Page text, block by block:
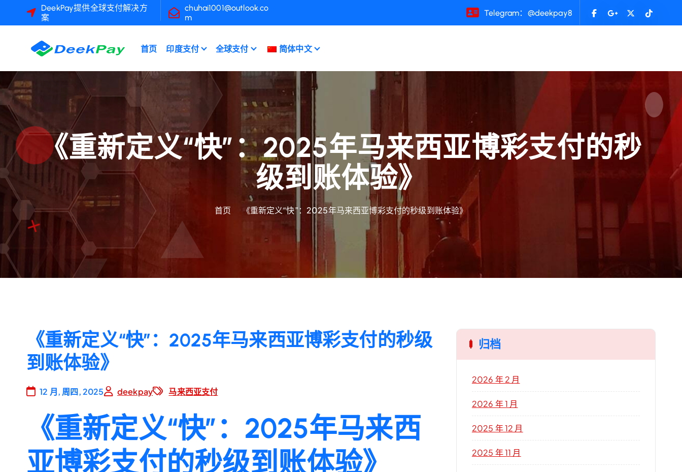
DeekPay提供全球支付解决方
案
chuhai1001@outlook.co
m
Telegram：@deekpay8
首页 印度支付 全球支付 简体中文
《重新定义“快”：2025年马来西亚博彩支付的秒
级到账体验》
首页 《重新定义“快”：2025年马来西亚博彩支付的秒级到账体验》
《重新定义“快”：2025年马来西亚博彩支付的秒级
到账体验》
12 月, 周四, 2025 deekpay 马来西亚支付
《重新定义“快”：2025年马来西
亚博彩支付的秒级到账体验》
归档
2026 年 2 月
2026 年 1 月
2025 年 12 月
2025 年 11 月